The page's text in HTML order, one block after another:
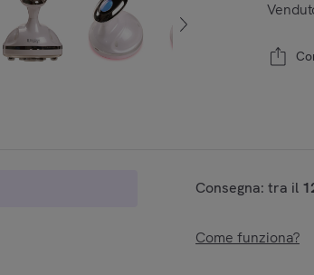
Consegna: tra il
Come funziona?